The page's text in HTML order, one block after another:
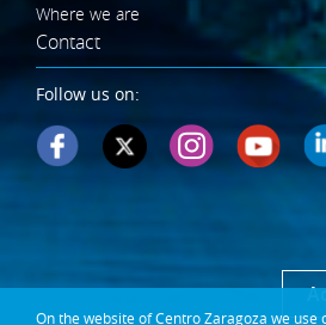
On the website of Centro Zaragoza we
Where we are
Contact
Follow us on: